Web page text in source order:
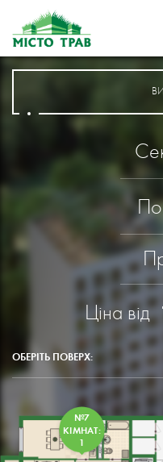
Ціна від
ОБЕРІТЬ ПОВЕРХ:
№7
КІМНАТ:
1